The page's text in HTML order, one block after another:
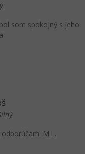
som spokojný s jeho
M.L.